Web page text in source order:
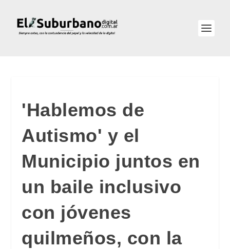
'Hablemos de
Autismo' y el
Municipio juntos en
un baile inclusivo
con jóvenes
quilmeños, con la